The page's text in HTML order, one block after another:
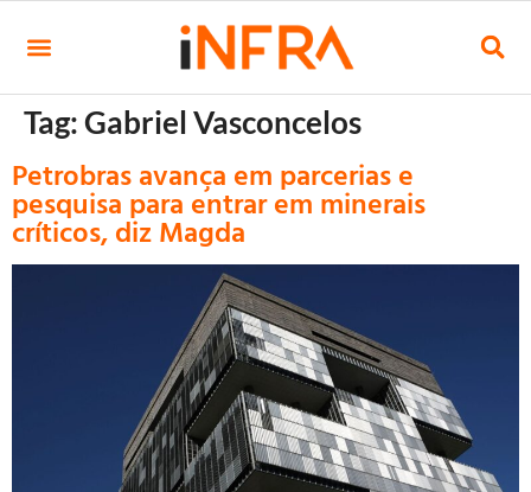
Tag:Gabriel Vasconcelos
Petrobras avança em parcerias e
pesquisa para entrar em minerais
críticos, diz Magda